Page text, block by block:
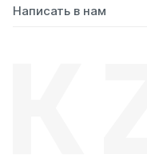
Написать в нам